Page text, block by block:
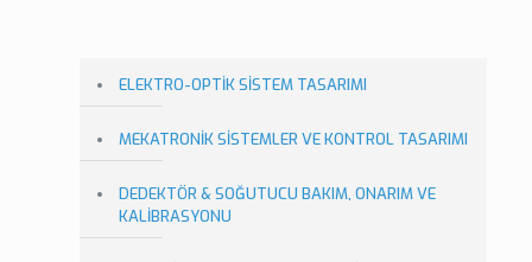
ELEKTRO-OPTİK SİSTEM TASARIMI
MEKATRONİK SİSTEMLER VE KONTROL TASARIMI
DEDEKTÖR & SOĞUTUCU BAKIM, ONARIM VE
KALİBRASYONU